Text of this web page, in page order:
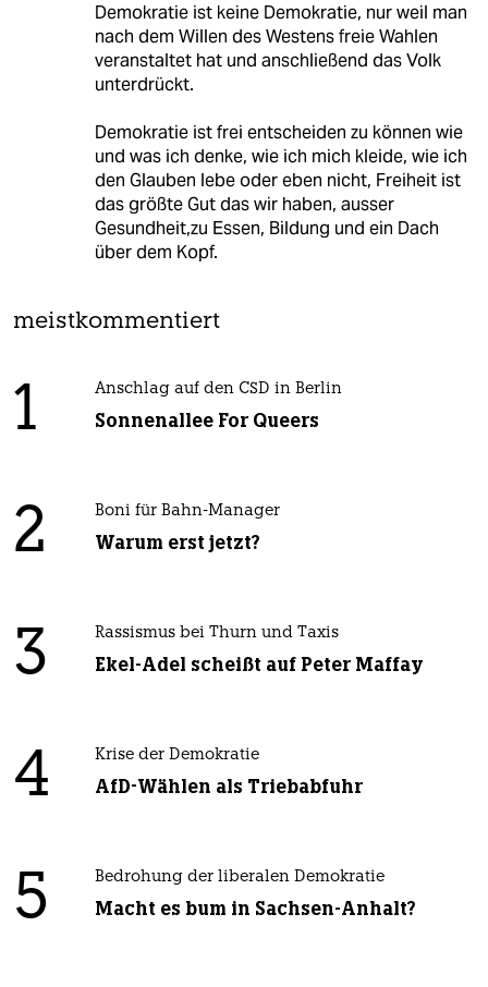
Demokratie ist keine Demokratie, nur weil man
nach dem Willen des Westens freie Wahlen
veranstaltet hat und anschließend das Volk
unterdrückt.
Demokratie ist frei entscheiden zu können wie
und was ich denke, wie ich mich kleide, wie ich
den Glauben lebe oder eben nicht, Freiheit ist
das größte Gut das wir haben, ausser
Gesundheit,zu Essen, Bildung und ein Dach
über dem Kopf.
meistkommentiert
1 Anschlag auf den CSD in Berlin
Sonnenallee For Queers
2 Boni für Bahn-Manager
Warum erst jetzt?
3 Rassismus bei Thurn und Taxis
Ekel-Adel scheißt auf Peter Maffay
4 Krise der Demokratie
AfD-Wählen als Triebabfuhr
5 Bedrohung der liberalen Demokratie
Macht es bum in Sachsen-Anhalt?